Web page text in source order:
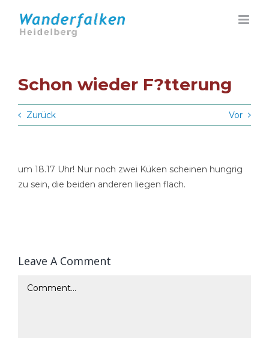
Inhalt
springen
Schon wieder F?tterung
Zurück Vor
um 18.17 Uhr! Nur noch zwei Küken scheinen hungrig
zu sein, die beiden anderen liegen flach.
Leave A Comment
Comment